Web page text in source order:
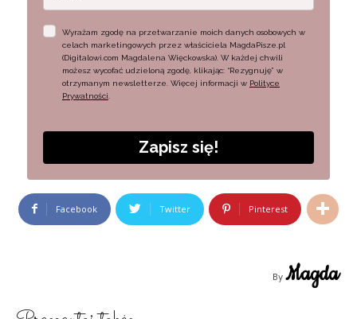
Wyrażam zgodę na przetwarzanie moich danych osobowych w
celach marketingowych przez właściciela MagdaPisze.pl
(Digitalowi.com Magdalena Więckowska). W każdej chwili
możesz wycofać udzieloną zgodę, klikając: “Rezygnuję” w
otrzymanym newsletterze. Więcej informacji w Polityce
Prywatności
Zapisz się!
Facebook Twitter Pinterest
By Magda